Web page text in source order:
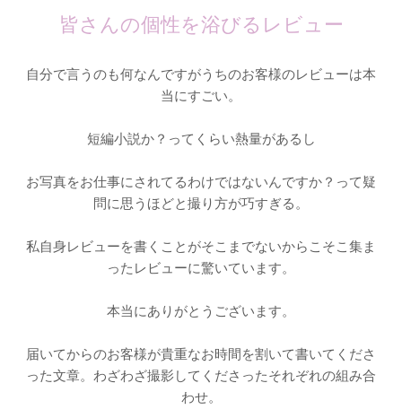
皆さんの個性を浴びるレビュー
自分で言うのも何なんですがうちのお客様のレビューは本
当にすごい。
短編小説か？ってくらい熱量があるし
お写真をお仕事にされてるわけではないんですか？って疑
問に思うほどと撮り方が巧すぎる。
私自身レビューを書くことがそこまでないからこそこ集ま
ったレビューに驚いています。
本当にありがとうございます。
届いてからのお客様が貴重なお時間を割いて書いてくださ
った文章。わざわざ撮影してくださったそれぞれの組み合
わせ。